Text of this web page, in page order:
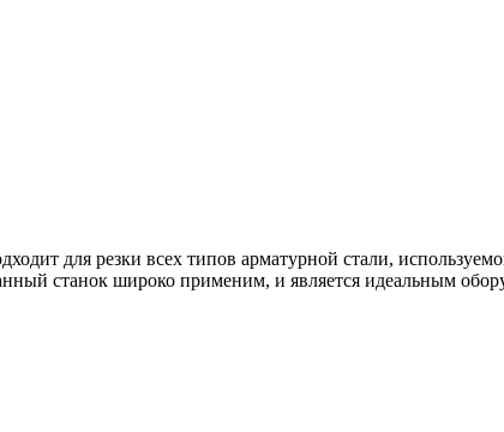
для резки всех типов арматурной стали,
станок широко применим, и является идеальным